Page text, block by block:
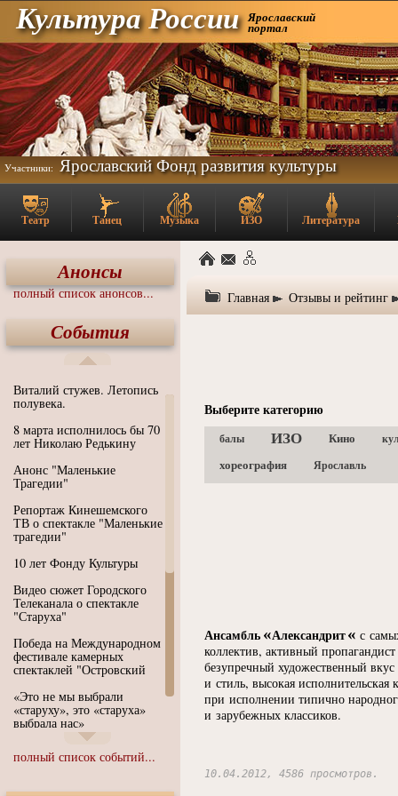
Культура России Ярославский
портал
Участники: Ярославский Фонд развития культуры
Театр Танец Музыка ИЗО Литература
Анонсы
полный список анонсов...
События
Виталий стужев. Летопись
полувека.
8 марта исполнилось бы 70
лет Николаю Редькину
Анонс "Маленькие
Трагедии"
Репортаж Кинешемского
ТВ о спектакле "Маленькие
трагедии"
10 лет Фонду Культуры
Видео сюжет Городского
Телеканала о спектакле
"Старуха"
Победа на Международном
фестивале камерных
спектаклей "Островский
«Это не мы выбрали
«старуху», это «старуха»
выбрала нас»
Иммерсивный спектакль
"Язык чистого полета
полный список событий...
Главная Отзывы и рейтинг
Выберите категорию
балы ИЗО Кино
хореография Ярославль
Ансамбль«Александрит« с
коллектив, активный
безупречный художественный вкус
и стиль, высокая исполнительская
при исполнении типично
и зарубежных классиков.
10.04.2012, 4586 просмотров.